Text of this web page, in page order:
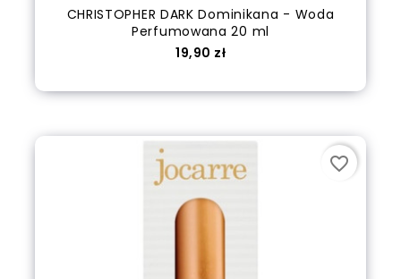
CHRISTOPHER DARK Dominikana - Woda
Perfumowana 20 ml
Cena
19,90 zł
favorite_border